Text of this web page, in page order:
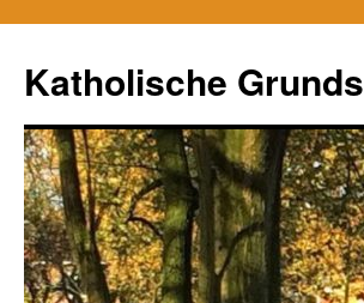
springen
Katholische